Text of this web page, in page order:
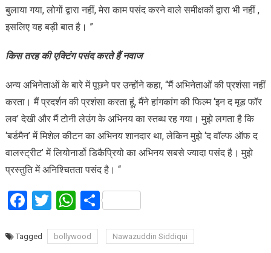
बुलाया गया, लोगों द्वारा नहीं, मेरा काम पसंद करने वाले समीक्षकों द्वारा भी नहीं ,
इसलिए यह बड़ी बात है। ”
किस तरह की एक्टिंग पसंद करते हैं नवाज
अन्य अभिनेताओं के बारे में पूछने पर उन्होंने कहा, “मैं अभिनेताओं की प्रशंसा नहीं
करता। मैं प्रदर्शन की प्रशंसा करता हूं, मैंने हांगकांग की फिल्म ‘इन द मूड फॉर
लव’ देखी और मैं टोनी लेउंग के अभिनय का स्तब्ध रह गया। मुझे लगता है कि
‘बर्डमैन’ में मिशेल कीटन का अभिनय शानदार था, लेकिन मुझे ‘द वॉल्फ ऑफ द
वालस्ट्रीट’ में लियोनार्डो डिकैप्रियो का अभिनय सबसे ज्यादा पसंद है। मुझे
प्रस्तुति में अनिश्चितता पसंद है। “
Facebook
Twitter
WhatsApp
Share
Tagged bollywood Nawazuddin Siddiqui